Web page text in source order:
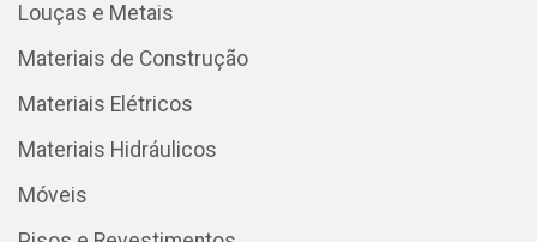
Louças e Metais
Materiais de Construção
Materiais Elétricos
Materiais Hidráulicos
Móveis